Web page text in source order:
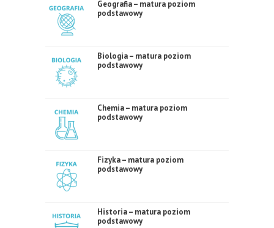
Geografia – matura poziom
podstawowy
Biologia – matura poziom
podstawowy
Chemia – matura poziom
podstawowy
Fizyka – matura poziom
podstawowy
Historia – matura poziom
podstawowy